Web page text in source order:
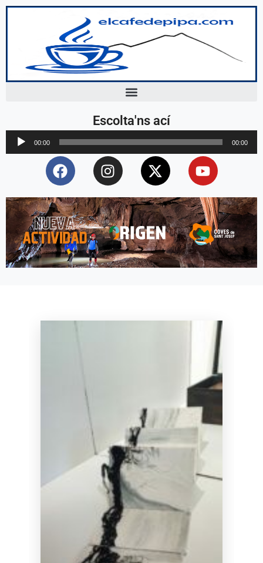
Escolta'ns ací
Reproductor
d'àudio
00:00 00:00